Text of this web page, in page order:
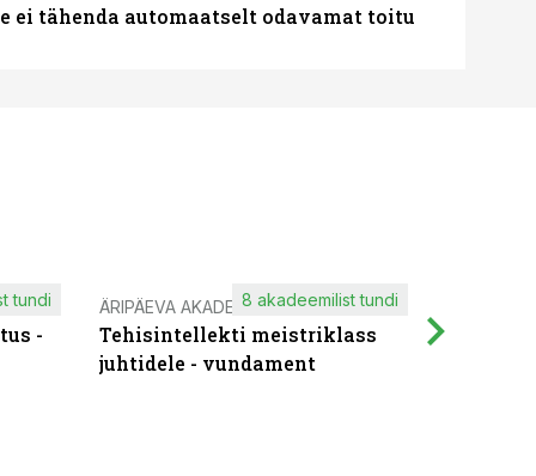
ei tähenda automaatselt odavamat toitu
-
tundi ÄRIPÄEVA AKADEEMIA
Tehisintellekti meistriklass
juhtidele - vundament
8 akadeemilist tundi